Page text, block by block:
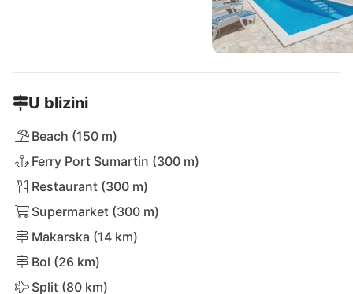
U blizini
Beach (150 m)
Ferry Port Sumartin (300 m)
Restaurant (300 m)
Supermarket (300 m)
Makarska (14 km)
Bol (26 km)
Split (80 km)